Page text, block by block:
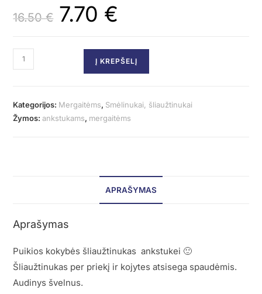
16.50€ 7.70 €
Į KREPŠELĮ
Kategorijos: Mergaitėms, Smėlinukai, šliaužtinukai
Žymos:ankstukams, mergaitėms
APRAŠYMAS
Aprašymas
Puikios kokybės šliaužtinukas ankstukei 🙂
Šliaužtinukas per priekį ir kojytes atsisega spaudėmis.
Audinys švelnus.